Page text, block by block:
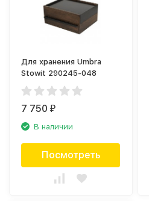
Для хранения Umbra
Stowit 290245-048
7 750₽
В наличии
Посмотреть